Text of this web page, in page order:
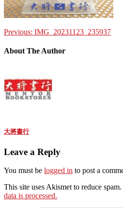
Previous: IMG_20231123_235937
About The Author
大將書行
Leave a Reply
You must be logged in to post a
This site uses Akismet to reduce spam.
data is processed.